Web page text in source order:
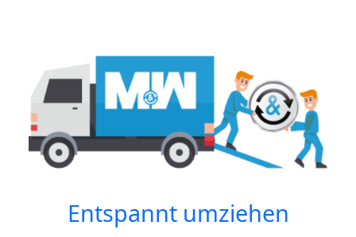
Entspannt umziehen